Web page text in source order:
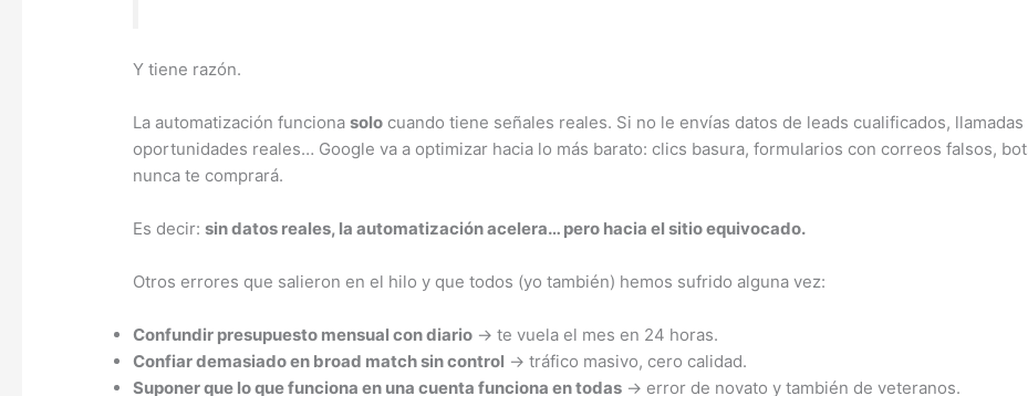
Y tiene razón.
La automatización funcionasolo cuando tiene señales reales. Si no le envías datos de leads cualificados, llamadas
oportunidades reales… Google va a optimizar hacia lo más barato: clics basura, formularios con correos falsos,
nunca te comprará.
Es decir:sin datos reales, la automatización acelera… pero hacia el sitio equivocado.
Otros errores que salieron en el hilo y que todos (yo también) hemos sufrido alguna vez:
Confundir presupuesto mensual con diario → te vuela el mes en 24 horas.
Confiar demasiado en broad match sin control → tráfico masivo, cero calidad.
Suponer que lo que funciona en una cuenta funciona en todas → error de novato y también de veteranos.